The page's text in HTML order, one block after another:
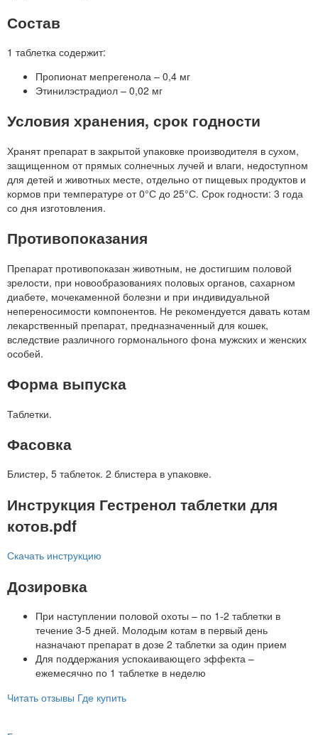
Состав
1 таблетка содержит:
Пропионат мепрегенола – 0,4 мг
Этинилэстрадиол – 0,02 мг
Условия хранения, срок годности
Хранят препарат в закрытой упаковке производителя в сухом,
защищенном от прямых солнечных лучей и влаги, недоступном
для детей и животных месте, отдельно от пищевых продуктов и
кормов при температуре от 0°С до 25°С. Срок годности: 3 года
со дня изготовления.
Противопоказания
Препарат противопоказан животным, не достигшим половой
зрелости, при новообразованиях половых органов, сахарном
диабете, мочекаменной болезни и при индивидуальной
непереносимости компонентов. Не рекомендуется давать котам
лекарственный препарат, предназначенный для кошек,
вследствие различного гормонального фона мужских и женских
особей.
Форма выпуска
Таблетки.
Фасовка
Блистер, 5 таблеток. 2 блистера в упаковке.
Инструкция Гестренол таблетки для
котов.pdf
Скачать инструкцию
Дозировка
При наступлении половой охоты – по 1-2 таблетки в
течение 3-5 дней. Молодым котам в первый день
назначают препарат в дозе 2 таблетки за один прием
Для поддержания успокаивающего эффекта –
ежемесячно по 1 таблетке в неделю
Читать отзывы Где купить